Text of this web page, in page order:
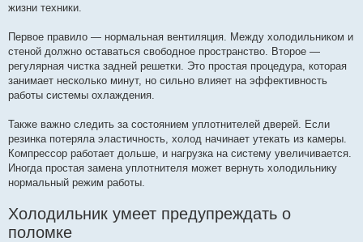
жизни техники.
Первое правило — нормальная вентиляция. Между холодильником и
стеной должно оставаться свободное пространство. Второе —
регулярная чистка задней решетки. Это простая процедура, которая
занимает несколько минут, но сильно влияет на эффективность
работы системы охлаждения.
Также важно следить за состоянием уплотнителей дверей. Если
резинка потеряла эластичность, холод начинает утекать из камеры.
Компрессор работает дольше, и нагрузка на систему увеличивается.
Иногда простая замена уплотнителя может вернуть холодильнику
нормальный режим работы.
Холодильник умеет предупреждать о
поломке